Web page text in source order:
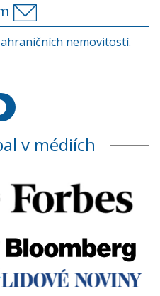
nemovitostí.
v médiích